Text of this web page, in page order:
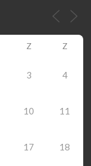
Z Z
3 4
10 11
17 18